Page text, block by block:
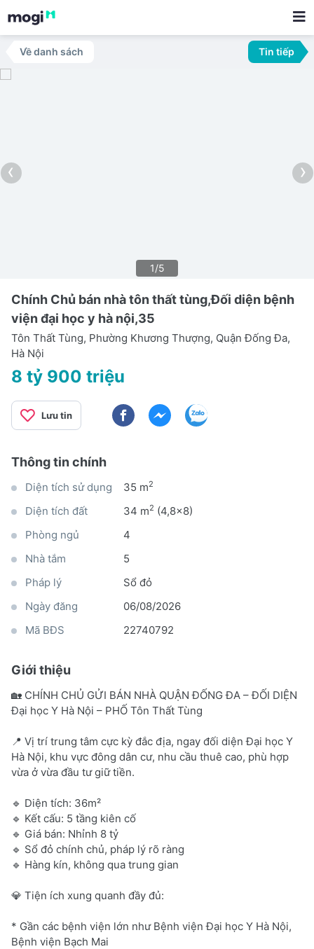
Về danh sách Tin tiếp
‹ ›
1/5
Chính Chủ bán nhà tôn thất tùng,Đối diện bệnh
viện đại học y hà nội,35
Tôn Thất Tùng, Phường Khương Thượng, Quận Đống Đa,
Hà Nội
8 tỷ 900 triệu
Lưu tin
Thông tin chính
Diện tích sử dụng 35 m2
Diện tích đất 34 m2 (4,8x8)
Phòng ngủ
4
Nhà tắm
5
Pháp lý
Sổ đỏ
Ngày đăng
06/08/2026
Mã BĐS
22740792
Giới thiệu
🏡 CHÍNH CHỦ GỬI BÁN NHÀ QUẬN ĐỐNG ĐA – ĐỐI DIỆN
Đại học Y Hà Nội – PHỐ Tôn Thất Tùng
📍 Vị trí trung tâm cực kỳ đắc địa, ngay đối diện Đại học Y
Hà Nội, khu vực đông dân cư, nhu cầu thuê cao, phù hợp
vừa ở vừa đầu tư giữ tiền.
🔹 Diện tích: 36m²
🔹 Kết cấu: 5 tầng kiên cố
🔹 Giá bán: Nhỉnh 8 tỷ
🔹 Sổ đỏ chính chủ, pháp lý rõ ràng
🔹 Hàng kín, không qua trung gian
💎 Tiện ích xung quanh đầy đủ:
* Gần các bệnh viện lớn như Bệnh viện Đại học Y Hà Nội,
Bệnh viện Bạch Mai